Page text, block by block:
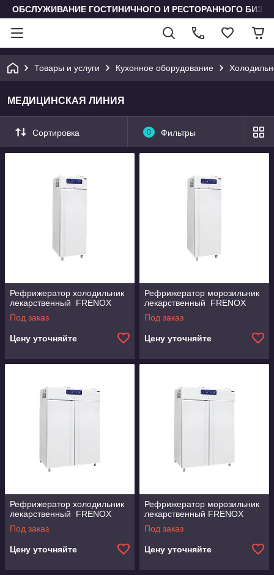
ОБСЛУЖИВАНИЕ ГОСТИНИЧНОГО И РЕСТОРАННОГО
Товары и услуги Кухонное оборудование
МЕДИЦИНСКАЯ ЛИНИЯ
Сортировка 0 Фильтры
Рефрижератор холодильник
лекарственный FRENOX
Под заказ
Цену уточняйте
Рефрижератор морозильник
лекарственный FRENOX
Под заказ
Цену уточняйте
Рефрижератор холодильник
лекарственный FRENOX
Под заказ
Цену уточняйте
Рефрижератор морозильник
лекарственный FRENOX
Под заказ
Цену уточняйте